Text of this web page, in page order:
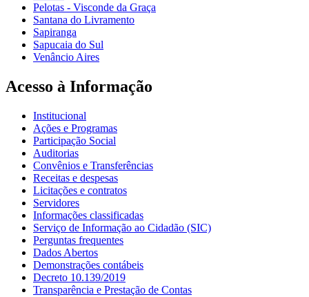
Pelotas - Visconde da Graça
Santana do Livramento
Sapiranga
Sapucaia do Sul
Venâncio Aires
Acesso à Informação
Institucional
Ações e Programas
Participação Social
Auditorias
Convênios e Transferências
Receitas e despesas
Licitações e contratos
Servidores
Informações classificadas
Serviço de Informação ao Cidadão (SIC)
Perguntas frequentes
Dados Abertos
Demonstrações contábeis
Decreto 10.139/2019
Transparência e Prestação de Contas